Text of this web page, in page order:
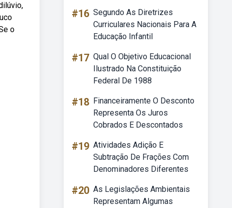
o
#16 Segundo As Diretrizes
Curriculares Nacionais Para A
Educação Infantil
#17 Qual O Objetivo Educacional
Ilustrado Na Constituição
Federal De 1988
#18 Financeiramente O Desconto
Representa Os Juros
Cobrados E Descontados
#19 Atividades Adição E
Subtração De Frações Com
Denominadores Diferentes
#20 As Legislações Ambientais
Representam Algumas